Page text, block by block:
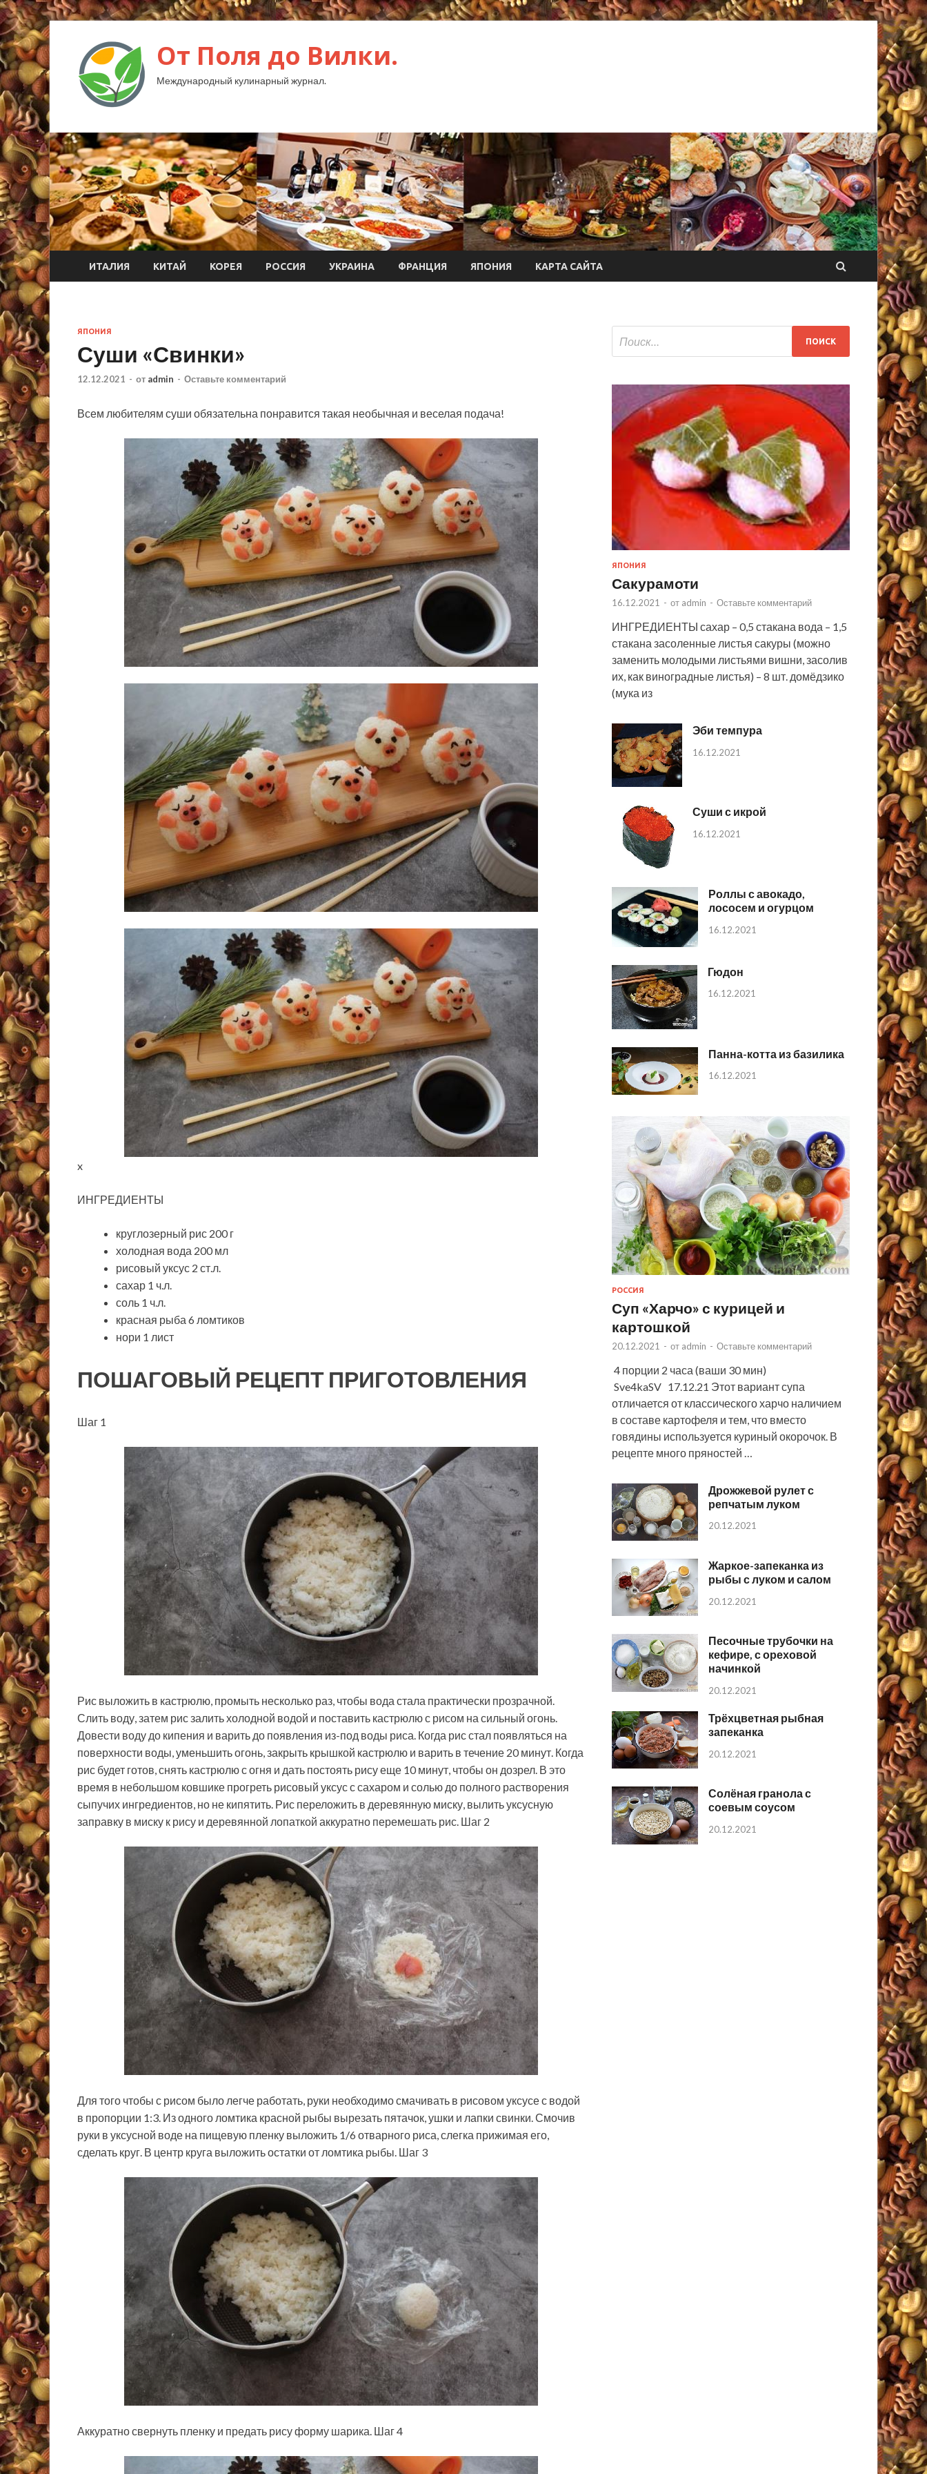
От Поля до Вилки.
Международный кулинарный журнал.
ИТАЛИЯ КИТАЙ КОРЕЯ РОССИЯ УКРАИНА ФРАНЦИЯ ЯПОНИЯ КАРТА САЙТА
ЯПОНИЯ
Суши «Свинки»
12.12.2021 - от admin - Оставьте комментарий
Всем любителям суши обязательна понравится такая необычная и веселая подача!
x
ИНГРЕДИЕНТЫ
круглозерный рис 200 г
холодная вода 200 мл
рисовый уксус 2 ст.л.
сахар 1 ч.л.
соль 1 ч.л.
красная рыба 6 ломтиков
нори 1 лист
ПОШАГОВЫЙ РЕЦЕПТ ПРИГОТОВЛЕНИЯ
Шаг 1
Рис выложить в кастрюлю, промыть несколько раз, чтобы вода стала практически прозрачной.
Слить воду, затем рис залить холодной водой и поставить кастрюлю с рисом на сильный огонь.
Довести воду до кипения и варить до появления из-под воды риса. Когда рис стал появляться на
поверхности воды, уменьшить огонь, закрыть крышкой кастрюлю и варить в течение 20 минут. Когда
рис будет готов, снять кастрюлю с огня и дать постоять рису еще 10 минут, чтобы он дозрел. В это
время в небольшом ковшике прогреть рисовый уксус с сахаром и солью до полного растворения
сыпучих ингредиентов, но не кипятить. Рис переложить в деревянную миску, вылить уксусную
заправку в миску к рису и деревянной лопаткой аккуратно перемешать рис. Шаг 2
Для того чтобы с рисом было легче работать, руки необходимо смачивать в рисовом уксусе с водой
в пропорции 1:3. Из одного ломтика красной рыбы вырезать пятачок, ушки и лапки свинки. Смочив
руки в уксусной воде на пищевую пленку выложить 1/6 отварного риса, слегка прижимая его,
сделать круг. В центр круга выложить остатки от ломтика рыбы. Шаг 3
Аккуратно свернуть пленку и предать рису форму шарика. Шаг 4
ЯПОНИЯ
Сакурамоти
16.12.2021 - от admin - Оставьте комментарий
ИНГРЕДИЕНТЫ сахар – 0,5 стакана вода – 1,5
стакана засоленные листья сакуры (можно
заменить молодыми листьями вишни, засолив
их, как виноградные листья) – 8 шт. домёдзико
(мука из
Эби темпура
16.12.2021
Суши с икрой
16.12.2021
Роллы с авокадо,
лососем и огурцом
16.12.2021
Гюдон
16.12.2021
Панна-котта из базилика
16.12.2021
РОССИЯ
Суп «Харчо» с курицей и
картошкой
20.12.2021 - от admin - Оставьте комментарий
4 порции 2 часа (ваши 30 мин)
Sve4kaSV 17.12.21 Этот вариант супа
отличается от классического харчо наличием
в составе картофеля и тем, что вместо
говядины используется куриный окорочок. В
рецепте много пряностей …
Дрожжевой рулет с
репчатым луком
20.12.2021
Жаркое-запеканка из
рыбы с луком и салом
20.12.2021
Песочные трубочки на
кефире, с ореховой
начинкой
20.12.2021
Трёхцветная рыбная
запеканка
20.12.2021
Солёная гранола с
соевым соусом
20.12.2021